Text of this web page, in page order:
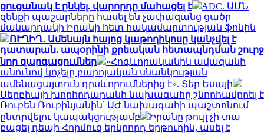
ցուցանակ է ընկել. վարորդը մահացել է
ADC. ԱՄՆ
զենքի պաշարները հասել են չափազանց ցածր
մակարդակի Իրանի հետ հակամարտության ֆոնին
ՈՒՂԻՂ․ Ամենայն հայոց կաթողիկոսը կանչվել է
դատարան. ապօրինի քրեական հետապնդման շուրջ
նոր զարգացումներ
«Հոգևորականին ավազանի
անունով կոչելը բարոյական սնանկության
ամենացայտուն դրսևորումներից է». Տեր Եսայի
Սերբիայի խորհրդարանի նախագահը շնորհավորել է
Ռուբեն Ռուբինյանին՝ ԱԺ նախագահի պաշտոնում
ընտրվելու կապակցությամբ
Իրանը թույլ չի տա
բացել դեպի Հորմուզ երկրորդ երթուղին, ասել է